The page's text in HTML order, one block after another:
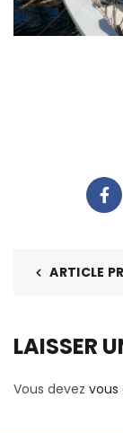
ARTICLE
LAISSER
Vous devez